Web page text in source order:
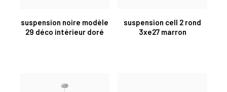
suspension noire modèle
29 déco intérieur doré
suspension cell 2 rond
3xe27 marron